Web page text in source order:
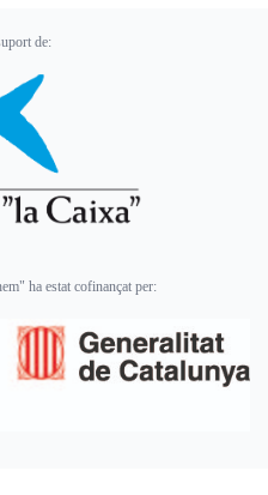
de:
ha estat cofinançat per: